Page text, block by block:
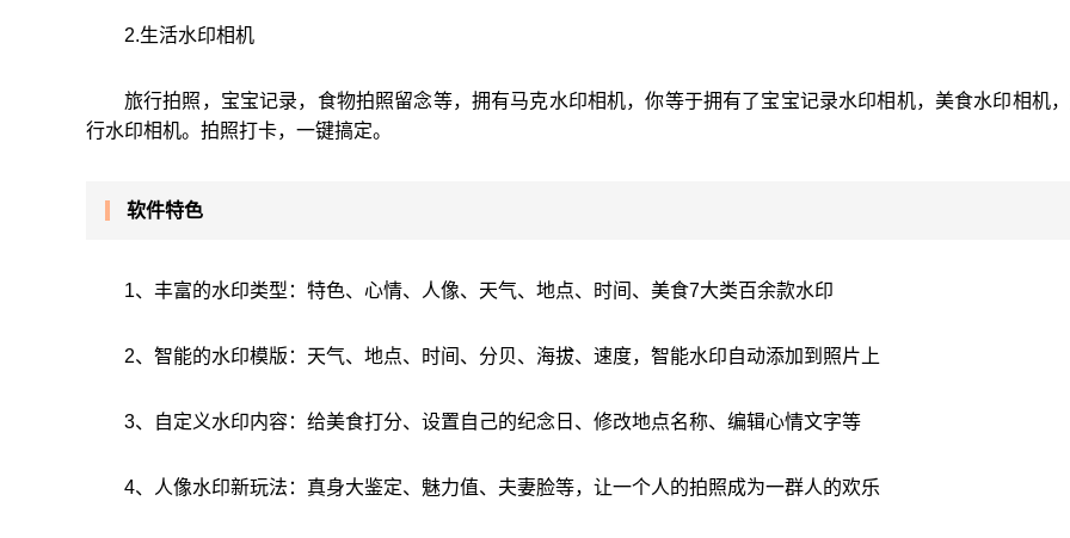
2.生活水印相机
旅行拍照，宝宝记录，食物拍照留念等，拥有马克水印相机，你等于拥有了宝宝记录水印相机，美食水印相机
行水印相机。拍照打卡，一键搞定。
软件特色
1、丰富的水印类型：特色、心情、人像、天气、地点、时间、美食7大类百余款水印
2、智能的水印模版：天气、地点、时间、分贝、海拔、速度，智能水印自动添加到照片上
3、自定义水印内容：给美食打分、设置自己的纪念日、修改地点名称、编辑心情文字等
4、人像水印新玩法：真身大鉴定、魅力值、夫妻脸等，让一个人的拍照成为一群人的欢乐